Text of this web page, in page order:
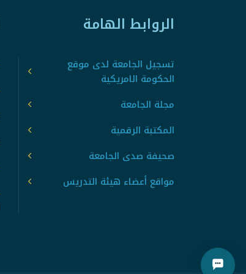
الروابط الهامة
تسجيل الجامعة لدى موقع
الحكومة الامريكية
مجلة الجامعة
المكتبة الرقمية
صحيفة صدى الجامعة
مواقع أعضاء هيئة التدريس